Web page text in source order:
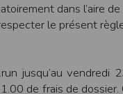
dans l’aire
le présent
jusqu’au vendredi
de frais de
termes d’usage ou être
sur Internet.
offres des partenaires
des offres les